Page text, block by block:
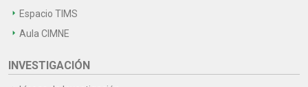
Espacio TIMS
Aula CIMNE
INVESTIGACIÓN